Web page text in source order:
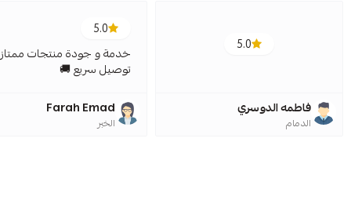
5.0
فاطمه الدوسري
الدمام
5.0
خدمة و جودة منتجات
توصيل سريع 🚚
Farah Emad
الخبر